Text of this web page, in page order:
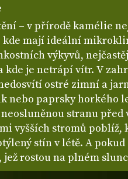
– v přírodě kamélie
mají ideální
výkyvů,
kde je netrápí vítr. V
ostré zimní a
nebo paprsky horkého
stranu před
vyšších stromů poblíž,
stín v létě. A pokud
rostou na plném